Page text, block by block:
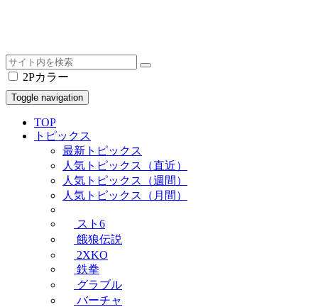
2Pカラー
Toggle navigation
TOP
トピックス
最新トピックス
人気トピックス（直近）
人気トピックス（週間）
人気トピックス（月間）
スト6
餓狼伝説
2XKO
鉄拳
グラブル
バーチャ